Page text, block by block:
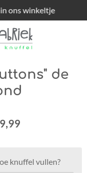
ons winkeltje
de
knuffel vullen?